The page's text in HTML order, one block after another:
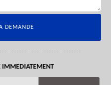
IMMEDIATEMENT